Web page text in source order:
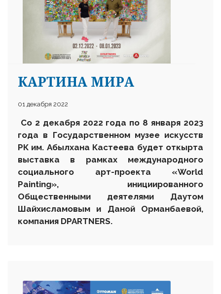
КАРТИНА МИРА
01 декабря 2022
Со 2 декабря 2022 года по 8 января 2023
года в Государственном музее искусств
РК им. Абылхана Кастеева будет откырта
выставка в рамках международного
социального арт-проекта «World
Painting», инициированного
Общественными деятелями Даутом
Шайхисламовым и Даной Орманбаевой,
компания DPARTNERS.
23 97